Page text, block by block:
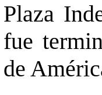
Plaza
fue
de